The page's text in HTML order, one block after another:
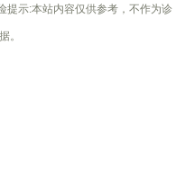
提示:本站内容仅供参考，不作为诊
。